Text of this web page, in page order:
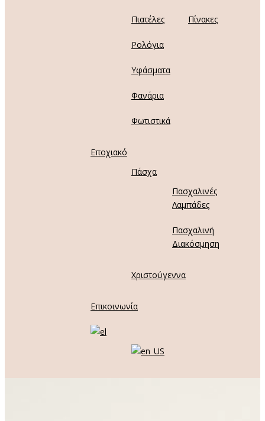
Πιατέλες Πίνακες
Ρολόγια
Υφάσματα
Φανάρια
Φωτιστικά
Εποχιακό
Πάσχα
Πασχαλινές
Λαμπάδες
Πασχαλινή
Διακόσμηση
Χριστούγεννα
Επικοινωνία